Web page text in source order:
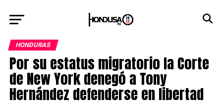
HONDURAS
Por su estatus migratorio la Corte
de New York denegó a Tony
Hernández defenderse en libertad